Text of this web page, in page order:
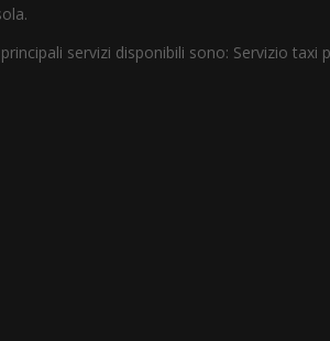
servizi disponibili sono: Servizio taxi